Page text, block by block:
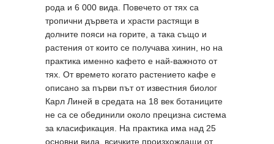
рода и 6 000 вида. Повечето от тях са
тропични дървета и храсти растящи в
долните пояси на горите, а така също и
растения от които се получава хинин, но на
практика именно кафето е най-важното от
тях. От времето когато растението кафе е
описано за първи път от известния биолог
Карл Линей в средата на 18 век ботаниците
не са се обединили около прецизна система
за класификация. На практика има над 25
основни вида, всичките произхождащи от